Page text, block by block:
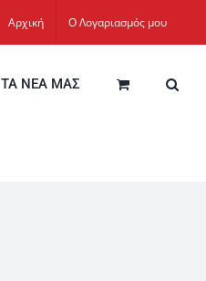
Αρχική Ο Λογαριασμός μου
ΤΑ ΝΕΑ ΜΑΣ